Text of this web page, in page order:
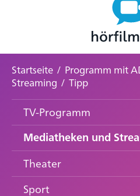
Startseite / Programm mit
Streaming / Tipp
TV-Programm
Mediatheken und
Theater
Sport